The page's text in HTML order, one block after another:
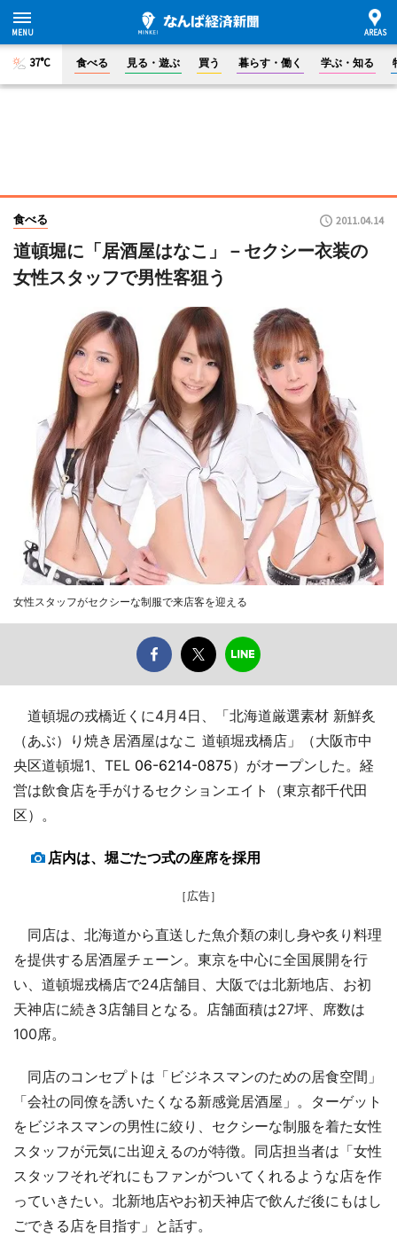
37°C 食べる 見る・遊ぶ 買う 暮らす・働く 学ぶ・知る
食べる 2011.04.14
道頓堀に「居酒屋はなこ」－セクシー衣装の
女性スタッフで男性客狙う
女性スタッフがセクシーな制服で来店客を迎える
道頓堀の戎橋近くに4月4日、「北海道厳選素材 新鮮炙
（あぶ）り焼き居酒屋はなこ 道頓堀戎橋店」（大阪市中
央区道頓堀1、TEL 06-6214-0875）がオープンした。経
営は飲食店を手がけるセクションエイト（東京都千代田
区）。
店内は、堀ごたつ式の座席を採用
［広告］
同店は、北海道から直送した魚介類の刺し身や炙り料理
を提供する居酒屋チェーン。東京を中心に全国展開を行
い、道頓堀戎橋店で24店舗目、大阪では北新地店、お初
天神店に続き3店舗目となる。店舗面積は27坪、席数は
100席。
同店のコンセプトは「ビジネスマンのための居食空間」
「会社の同僚を誘いたくなる新感覚居酒屋」。ターゲット
をビジネスマンの男性に絞り、セクシーな制服を着た女性
スタッフが元気に出迎えるのが特徴。同店担当者は「女性
スタッフそれぞれにもファンがついてくれるような店を作
っていきたい。北新地店やお初天神店で飲んだ後にもはし
ごできる店を目指す」と話す。